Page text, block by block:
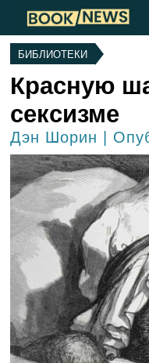
БИБЛИОТЕКИ
Красную
сексизме
Дэн Шорин |